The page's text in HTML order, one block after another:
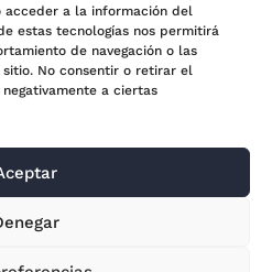
acceder a la información del
estas tecnologías nos permitirá
de navegación o las
No consentir o retirar el
a ciertas
Legal